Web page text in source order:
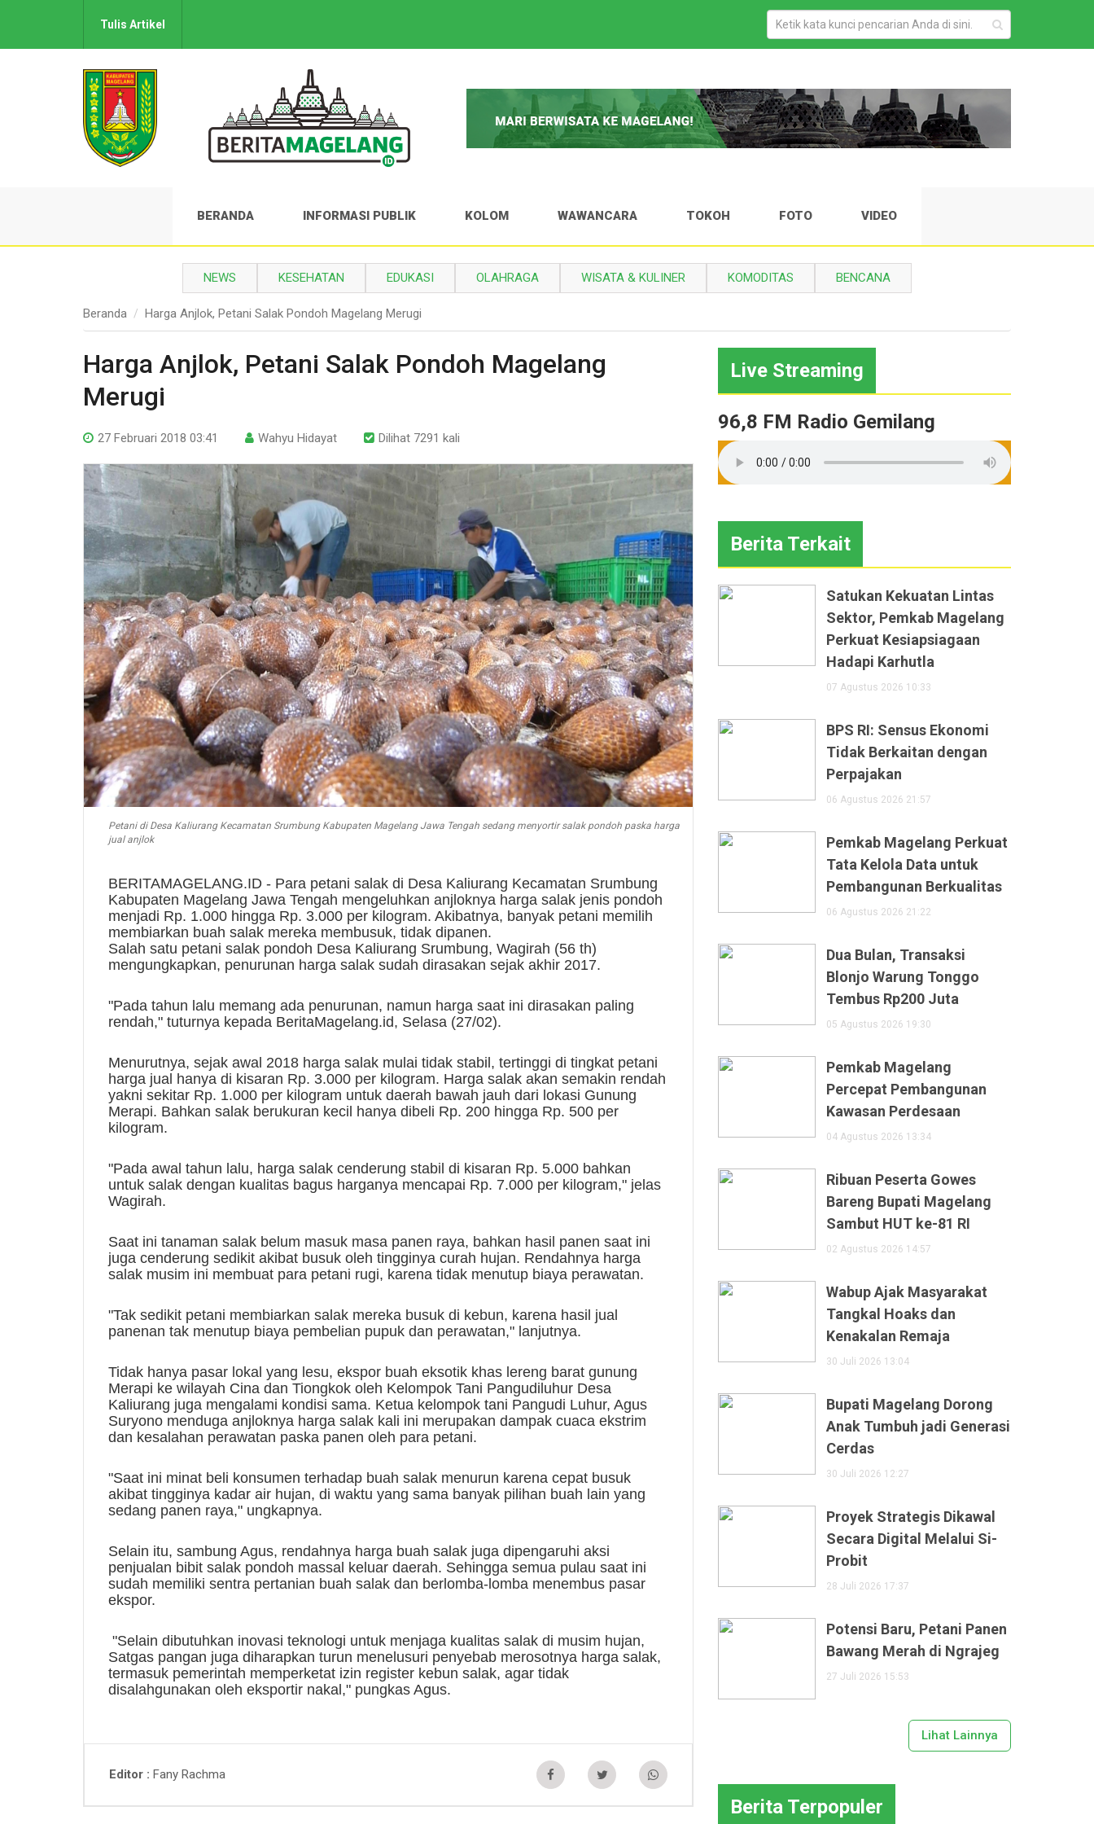
Tulis Artikel
BERANDA INFORMASI PUBLIK KOLOM WAWANCARA TOKOH FOTO VIDEO
NEWS KESEHATAN EDUKASI OLAHRAGA WISATA & KULINER KOMODITAS BENCANA
Beranda Harga Anjlok, Petani Salak Pondoh Magelang Merugi
Harga Anjlok, Petani Salak Pondoh Magelang
Merugi
27 Februari 2018 03:41 Wahyu Hidayat Dilihat 7291 kali
Petani di Desa Kaliurang Kecamatan Srumbung Kabupaten Magelang Jawa Tengah sedang menyortir salak pondoh paska harga
jual anjlok
BERITAMAGELANG.ID - Para petani salak di Desa Kaliurang Kecamatan Srumbung
Kabupaten Magelang Jawa Tengah mengeluhkan anjloknya harga salak jenis pondoh
menjadi Rp. 1.000 hingga Rp. 3.000 per kilogram. Akibatnya, banyak petani memilih
membiarkan buah salak mereka membusuk, tidak dipanen.
Salah satu petani salak pondoh Desa Kaliurang Srumbung, Wagirah (56 th)
mengungkapkan, penurunan harga salak sudah dirasakan sejak akhir 2017.
"Pada tahun lalu memang ada penurunan, namun harga saat ini dirasakan paling
rendah," tuturnya kepada BeritaMagelang.id, Selasa (27/02).
Menurutnya, sejak awal 2018 harga salak mulai tidak stabil, tertinggi di tingkat petani
harga jual hanya di kisaran Rp. 3.000 per kilogram. Harga salak akan semakin rendah
yakni sekitar Rp. 1.000 per kilogram untuk daerah bawah jauh dari lokasi Gunung
Merapi. Bahkan salak berukuran kecil hanya dibeli Rp. 200 hingga Rp. 500 per
kilogram.
"Pada awal tahun lalu, harga salak cenderung stabil di kisaran Rp. 5.000 bahkan
untuk salak dengan kualitas bagus harganya mencapai Rp. 7.000 per kilogram," jelas
Wagirah.
Saat ini tanaman salak belum masuk masa panen raya, bahkan hasil panen saat ini
juga cenderung sedikit akibat busuk oleh tingginya curah hujan. Rendahnya harga
salak musim ini membuat para petani rugi, karena tidak menutup biaya perawatan.
"Tak sedikit petani membiarkan salak mereka busuk di kebun, karena hasil jual
panenan tak menutup biaya pembelian pupuk dan perawatan," lanjutnya.
Tidak hanya pasar lokal yang lesu, ekspor buah eksotik khas lereng barat gunung
Merapi ke wilayah Cina dan Tiongkok oleh Kelompok Tani Pangudiluhur Desa
Kaliurang juga mengalami kondisi sama. Ketua kelompok tani Pangudi Luhur, Agus
Suryono menduga anjloknya harga salak kali ini merupakan dampak cuaca ekstrim
dan kesalahan perawatan paska panen oleh para petani.
"Saat ini minat beli konsumen terhadap buah salak menurun karena cepat busuk
akibat tingginya kadar air hujan, di waktu yang sama banyak pilihan buah lain yang
sedang panen raya," ungkapnya.
Selain itu, sambung Agus, rendahnya harga buah salak juga dipengaruhi aksi
penjualan bibit salak pondoh massal keluar daerah. Sehingga semua pulau saat ini
sudah memiliki sentra pertanian buah salak dan berlomba-lomba menembus pasar
ekspor.
"Selain dibutuhkan inovasi teknologi untuk menjaga kualitas salak di musim hujan,
Satgas pangan juga diharapkan turun menelusuri penyebab merosotnya harga salak,
termasuk pemerintah memperketat izin register kebun salak, agar tidak
disalahgunakan oleh eksportir nakal," pungkas Agus.
Editor Fany Rachma
Live Streaming
96,8 FM Radio Gemilang
Berita Terkait
Satukan Kekuatan Lintas
Sektor, Pemkab Magelang
Perkuat Kesiapsiagaan
Hadapi Karhutla
07 Agustus 2026 10:33
BPS RI: Sensus Ekonomi
Tidak Berkaitan dengan
Perpajakan
06 Agustus 2026 21:57
Pemkab Magelang Perkuat
Tata Kelola Data untuk
Pembangunan Berkualitas
06 Agustus 2026 21:22
Dua Bulan, Transaksi
Blonjo Warung Tonggo
Tembus Rp200 Juta
05 Agustus 2026 19:30
Pemkab Magelang
Percepat Pembangunan
Kawasan Perdesaan
04 Agustus 2026 13:34
Ribuan Peserta Gowes
Bareng Bupati Magelang
Sambut HUT ke-81 RI
02 Agustus 2026 14:57
Wabup Ajak Masyarakat
Tangkal Hoaks dan
Kenakalan Remaja
30 Juli 2026 13:04
Bupati Magelang Dorong
Anak Tumbuh jadi Generasi
Cerdas
30 Juli 2026 12:27
Proyek Strategis Dikawal
Secara Digital Melalui Si-
Probit
28 Juli 2026 17:37
Potensi Baru, Petani Panen
Bawang Merah di Ngrajeg
27 Juli 2026 15:53
Lihat Lainnya
Berita Terpopuler